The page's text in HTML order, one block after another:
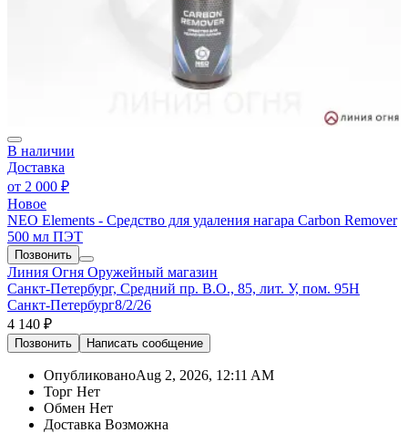
В наличии
Доставка
от 2 000 ₽
Новое
NEO Elements - Средство для удаления нагара Carbon Remover
500 мл ПЭТ
Позвонить
Линия Огня Оружейный магазин
Санкт-Петербург, Средний пр. В.О., 85, лит. У, пом. 95Н
Санкт-Петербург8/2/26
4 140 ₽
Позвонить Написать сообщение
ОпубликованоAug 2, 2026, 12:11 AM
Торг Нет
Обмен Нет
Доставка Возможна